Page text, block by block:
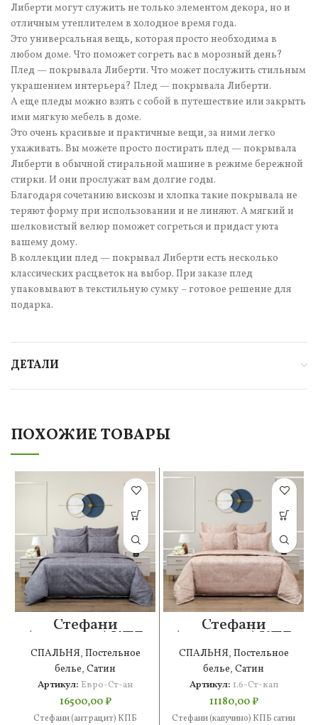
Либерти могут служить не только элементом декора, но и
отличным утеплителем в холодное время года.
Это универсальная вещь, которая просто необходима в
любом доме. Что поможет согреть вас в морозный день?
Плед — покрывала Либерти. Что может послужить стильным
украшением интерьера? Плед — покрывала Либерти.
А еще пледы можно взять с собой в путешествие или закрыть
ими мягкую мебель в доме.
Это очень красивые и практичные вещи, за ними легко
ухаживать. Вы можете просто постирать плед — покрывала
Либерти в обычной стиральной машине в режиме бережной
стирки. И они прослужат вам долгие годы.
Благодаря сочетанию вискозы и хлопка такие покрывала не
теряют форму при использовании и не линяют. А мягкий и
шелковистый велюр поможет согреться и придаст уюта
вашему дому.
В коллекции плед — покрывал Либерти есть несколько
классических расцветок на выбор. При заказе плед
упаковывают в текстильную сумку – готовое решение для
подарка.
ДЕТАЛИ
ПОХОЖИЕ ТОВАРЫ
Стефани
(антрацит) КПБ
сатин Евро
СПАЛЬНЯ, Постельное
белье, Сатин
Артикул: Евро-Ст-ан
16500,00₽
Стефани (антрацит) КПБ
Стефани
(капучино) КПБ
сатин 1.6
СПАЛЬНЯ, Постельное
белье, Сатин
Артикул: 1.6-Ст-кап
11180,00₽
Стефани (капучино) КПБ сатин